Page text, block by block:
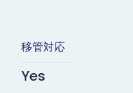
移管対応
Yes